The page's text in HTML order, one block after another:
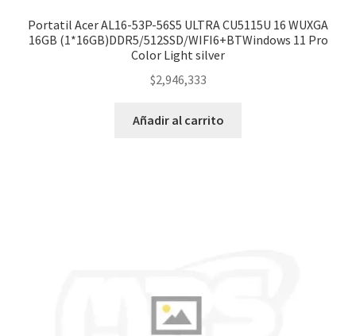
Portatil Acer AL16-53P-56S5 ULTRA CU5115U 16 WUXGA
16GB (1*16GB)DDR5/512SSD/WIFI6+BTWindows 11 Pro
Color Light silver
$2,946,333
Añadir al carrito